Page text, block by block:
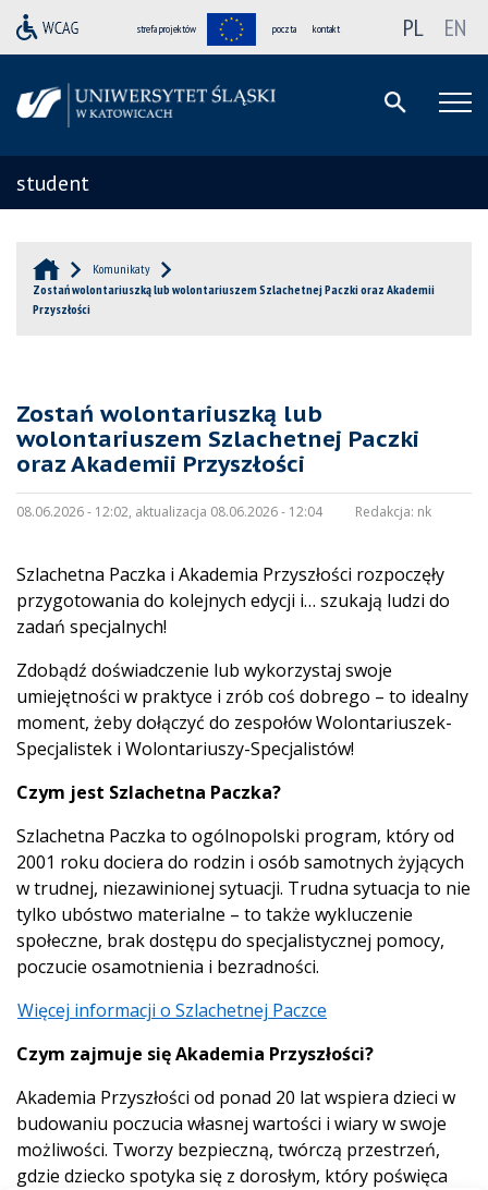
strefa projektów poczta kontakt PL EN
student
Komunikaty
Zostań wolontariuszką lub wolontariuszem Szlachetnej Paczki oraz Akademii
Przyszłości
Zostań wolontariuszką lub
wolontariuszem Szlachetnej Paczki
oraz Akademii Przyszłości
08.06.2026 - 12:02, aktualizacja 08.06.2026 - 12:04 Redakcja: nk
Szlachetna Paczka i Akademia Przyszłości rozpoczęły
przygotowania do kolejnych edycji i… szukają ludzi do
zadań specjalnych!
Zdobądź doświadczenie lub wykorzystaj swoje
umiejętności w praktyce i zrób coś dobrego – to idealny
moment, żeby dołączyć do zespołów Wolontariuszek-
Specjalistek i Wolontariuszy-Specjalistów!
Czym jest Szlachetna Paczka?
Szlachetna Paczka to ogólnopolski program, który od
2001 roku dociera do rodzin i osób samotnych żyjących
w trudnej, niezawinionej sytuacji. Trudna sytuacja to nie
tylko ubóstwo materialne – to także wykluczenie
społeczne, brak dostępu do specjalistycznej pomocy,
poczucie osamotnienia i bezradności.
Więcej informacji o Szlachetnej Paczce
Czym zajmuje się Akademia Przyszłości?
Akademia Przyszłości od ponad 20 lat wspiera dzieci w
budowaniu poczucia własnej wartości i wiary w swoje
możliwości. Tworzy bezpieczną, twórczą przestrzeń,
gdzie dziecko spotyka się z dorosłym, który poświęca